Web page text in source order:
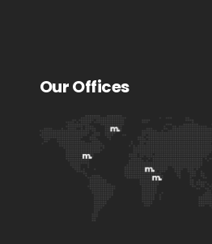
Our Offices